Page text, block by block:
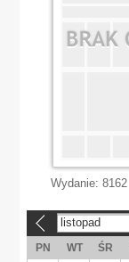
Wydanie: 8162
listopad
PN WT ŚR